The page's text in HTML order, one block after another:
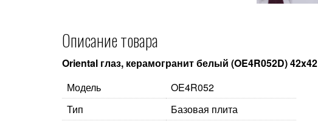
Описание товара
Oriental глаз, керамогранит белый (OE4R052D) 42x42
Модель
OE4R052
Тип
Базовая плита